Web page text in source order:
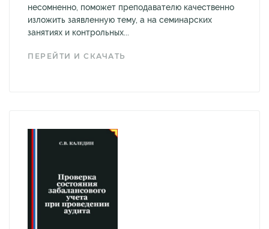
несомненно, поможет преподавателю качественно
изложить заявленную тему, а на семинарских
занятиях и контрольных...
ПЕРЕЙТИ И СКАЧАТЬ